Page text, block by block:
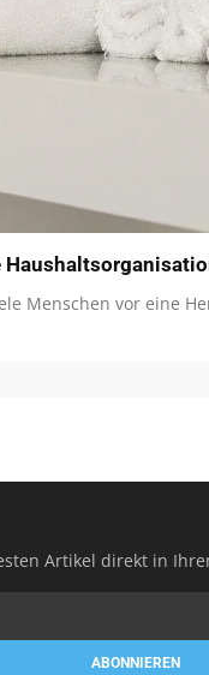
Menschen vor eine
Artikel direkt in
ABONNIEREN